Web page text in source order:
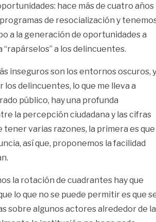
hace más de cuatro años
de resocialización y
a la generación de oportunidades a
“rapárselos” a los delincuentes.
inseguros son los entornos oscuros, y
los delincuentes, lo que me lleva a
público, hay una profunda
la percepción ciudadana y las cifras
tener varias razones, la primera es que
así que, proponemos la facilidad
la rotación de cuadrantes hay que
lo que no se puede permitir es que
sobre algunos actores alrededor de la